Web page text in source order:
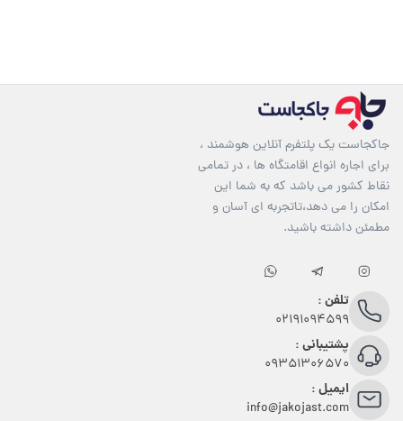
جاکجاست یک پلتفرم آنلاین هوشمند ،
برای اجاره انواع اقامتگاه ها ، در تمامی
نقاط کشور می باشد که به شما این
امکان را می دهد،تاتجربه ای آسان و
مطمئن داشته باشید.
تلفن :
02191094599
پشتیبانی :
09351306570
ایمیل :
info@jakojast.com